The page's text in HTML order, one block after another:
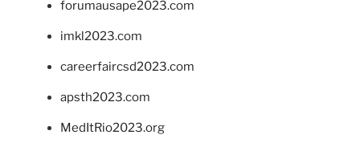
forumausape2023.com
imkl2023.com
careerfaircsd2023.com
apsth2023.com
MedItRio2023.org